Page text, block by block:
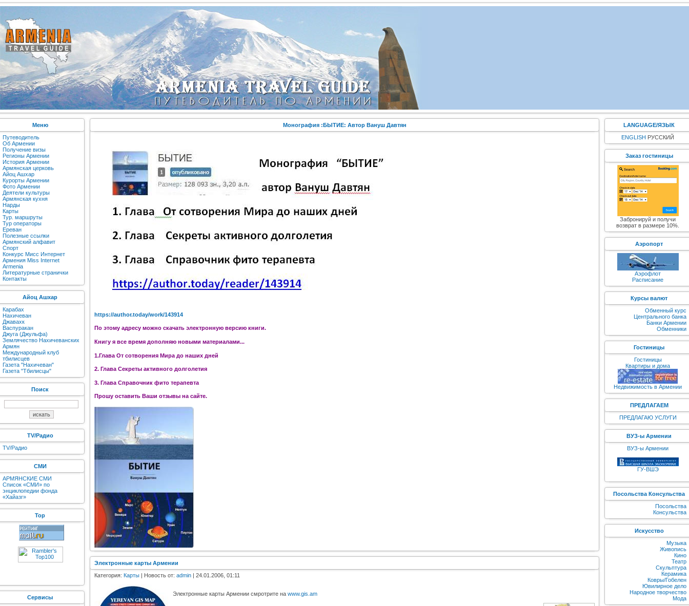
Меню
Путеводитель
Об Армении
Получение визы
Регионы Армении
История Армении
Армянская церковь
Айоц Ашхар
Курорты Армении
Фото Армении
Деятели культуры
Армянская кухня
Нарды
Карты
Тур. маршруты
Тур операторы
Ереван
Полезные ссылки
Армянский алфавит
Спорт
Конкурс Мисс Интернет
Армения Miss Internet
Armenia
Литературные странички
Контакты
Айоц Ашхар
Карабах
Нахичеван
Джавахк
Васпуракан
Джуга (Джульфа)
Землячество Нахичеванских
Армян
Международный клуб
тбилисцев
Газета "Нахичеван"
Газета "Тбилисцы"
Поиск
TV/Радио
TV/Радио
СМИ
АРМЯНСКИЕ СМИ
Список «СМИ» по
энциклопедии фонда
«Хайазг»
Top
Сервисы
Монография :БЫТИЕ: Автор Вануш Давтян
https://author.today/work/143914
По этому адресу можно скачать электронную версию книги.
Книгу я все время дополняю новыми материалами...
1.Глава От сотворения Мира до наших дней
2. Глава Секреты активного долголетия
3. Глава Справочник фито терапевта
Прошу оставить Ваши отзывы на сайте.
Электронные карты Армении
Категория: Карты | Новость от: admin | 24.01.2006, 01:11
Электронные карты Армении смротрите на www.gis.am
LANGUAGE/ЯЗЫК
ENGLISH РУССКИЙ
Заказ гостиницы
Забронируй и получи
возврат в размере 10%.
Аэропорт
Аэрофлот
Расписание
Курсы валют
Обменный курс
Центрального банка
Банки Армении
Обменники
Гостиницы
Гостиницы
Квартиры и дома
Недвижимость в Армении
ПРЕДЛАГАЕМ
ПРЕДЛАГАЮ УСЛУГИ
ВУЗ-ы Армении
ВУЗ-ы Армении
ГУ-ВШЭ
Посольства Консульства
Посольства
Консульства
Искусство
Музыка
Живопись
Кино
Театр
Скульптура
Керамика
Ковры/Гобелен
Ювилирное дело
Народное творчество
Мода